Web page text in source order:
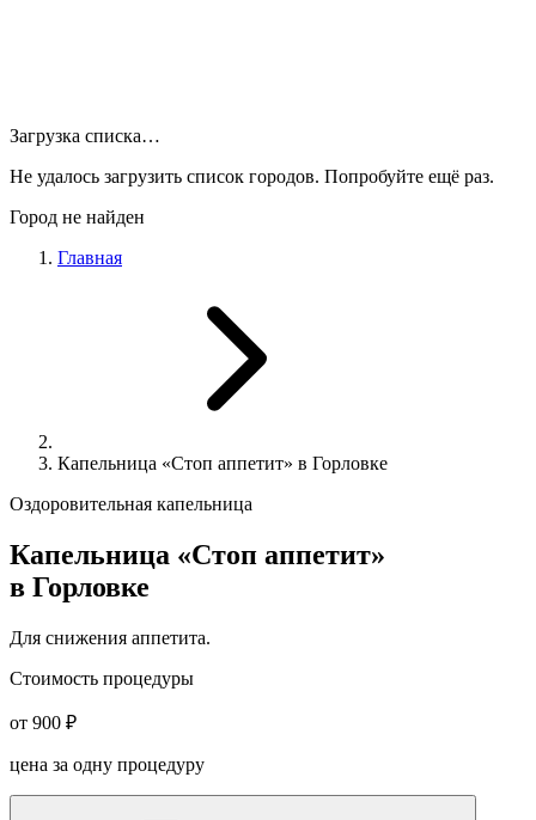
Загрузка списка…
Не удалось загрузить список городов. Попробуйте ещё раз.
Город не найден
Главная
Капельница «Стоп аппетит» в Горловке
Оздоровительная капельница
Капельница «Стоп аппетит»
в Горловке
Для снижения аппетита.
Стоимость процедуры
от 900 ₽
цена за одну процедуру